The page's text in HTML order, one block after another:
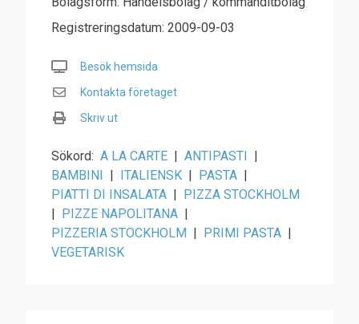
Registreringsdatum: 2009-09-03
Besök hemsida
Kontakta företaget
Skriv ut
Sökord: A LA CARTE | ANTIPASTI |
BAMBINI | ITALIENSK | PASTA |
PIATTI DI INSALATA | PIZZA STOCKHOLM
| PIZZE NAPOLITANA |
PIZZERIA STOCKHOLM | PRIMI PASTA |
VEGETARISK